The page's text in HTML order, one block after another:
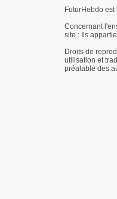
FuturHebdo
Concernant
site : Ils
Droits de
utilisation et
préalable des